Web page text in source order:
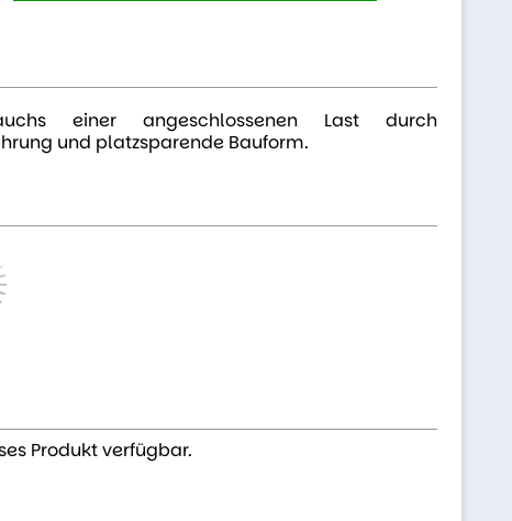
einer angeschlossenen Last durch
und platzsparende Bauform.
Produkt verfügbar.